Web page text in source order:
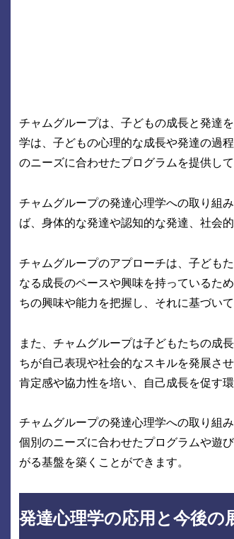
チャムグループは、子どもの成長と発達
学は、子どもの心理的な成長や発達の過
のニーズに合わせたプログラムを提供して
チャムグループの発達心理学への取り組
ば、身体的な発達や認知的な発達、社会
チャムグループのアプローチは、子ども
なる成長のペースや興味を持っているた
ちの興味や能力を把握し、それに基づい
また、チャムグループは子どもたちの成
ちが自己表現や社会的なスキルを発展さ
肯定感や協力性を培い、自己成長を促す
チャムグループの発達心理学への取り組
個別のニーズに合わせたプログラムや遊
がる基盤を築くことができます。
発達心理学の応用と今後の